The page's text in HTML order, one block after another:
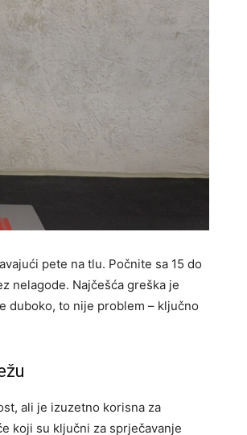
pete na tlu. Počnite sa 15 do
nelagode. Najčešća greška je
duboko, to nije problem – ključno
ali je izuzetno korisna za
koji su ključni za sprječavanje